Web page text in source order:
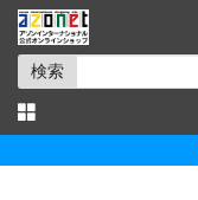
検索